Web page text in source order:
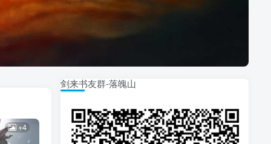
+4
剑来书友群-落魄山